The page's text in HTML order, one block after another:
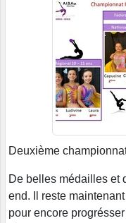
Deuxième
De belles médailles et
end. Il reste
pour encore